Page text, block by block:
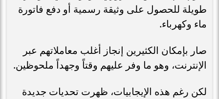
طويلة للحصول على وثيقة رسمية أو دفع فاتورة
ماء وكهرباء.
صار بإمكان الكثيرين إنجاز أغلب معاملاتهم عبر
الإنترنت، وهو ما وفر عليهم وقتاً وجهداً ملحوظين.
لكن رغم هذه الإيجابيات، ظهرت تحديات جديدة